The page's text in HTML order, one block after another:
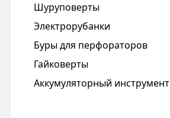
Шуруповерты
Электрорубанки
Буры для перфораторов
Гайковерты
Аккумуляторный инструмент